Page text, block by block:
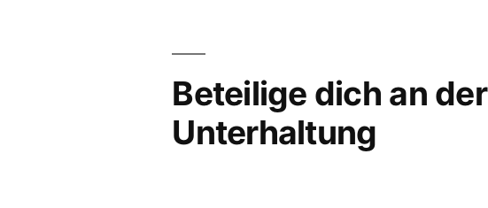
Beteilige dich an der
Unterhaltung